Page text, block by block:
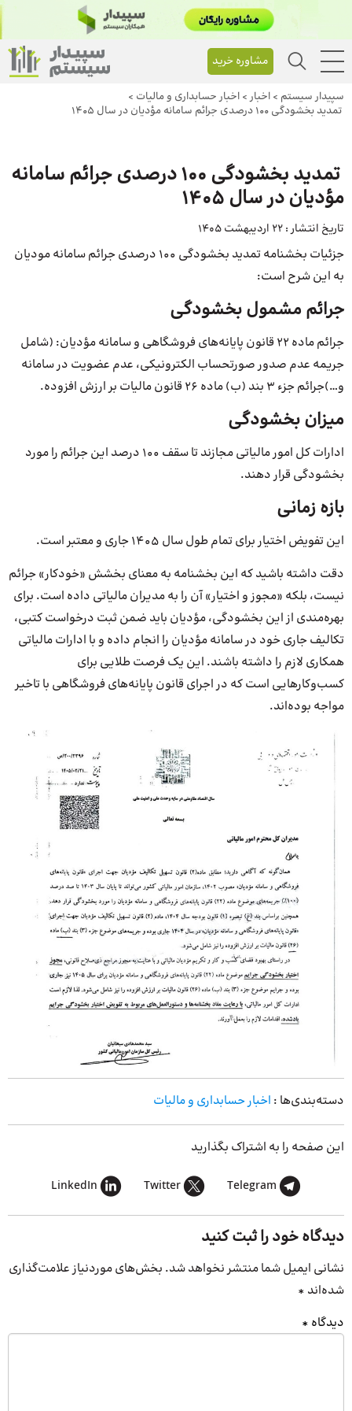
مشاوره خرید
سپیدار سیستم > اخبار> اخبار حسابداری و مالیات >
️ تمدید بخشودگی ۱۰۰ درصدی جرائم سامانه مؤدیان در سال ۱۴۰۵
️ تمدید بخشودگی ۱۰۰ درصدی جرائم سامانه
مؤدیان در سال ۱۴۰۵
تاریخ انتشار : 22 اردیبهشت 1405
جزئیات بخشنامه تمدید بخشودگی 100 درصدی جرائم سامانه مودیان
به این شرح است:
جرائم مشمول بخشودگی
جرائم ماده ۲۲ قانون پایانه‌های فروشگاهی و سامانه مؤدیان: (شامل
جریمه عدم صدور صورتحساب الکترونیکی، عدم عضویت در سامانه
و…)جرائم جزء ۳ بند (ب) ماده ۲۶ قانون مالیات بر ارزش افزوده.
میزان بخشودگی
ادارات کل امور مالیاتی مجازند تا سقف ۱۰۰ درصد این جرائم را مورد
بخشودگی قرار دهند.
بازه زمانی
این تفویض اختیار برای تمام طول سال ۱۴۰۵ جاری و معتبر است.
دقت داشته باشید که این بخشنامه به معنای بخشش «خودکار» جرائم
نیست، بلکه «مجوز و اختیار» آن را به مدیران مالیاتی داده است. برای
بهره‌مندی از این بخشودگی، مؤدیان باید ضمن ثبت درخواست کتبی،
تکالیف جاری خود در سامانه مؤدیان را انجام داده و با ادارات مالیاتی
همکاری لازم را داشته باشند. این یک فرصت طلایی برای
کسب‌وکارهایی است که در اجرای قانون پایانه‌های فروشگاهی با تاخیر
مواجه بوده‌اند.
دسته‌بندی‌ها : اخبار حسابداری و مالیات
این صفحه را به اشتراک بگذارید
Telegram
Twitter
LinkedIn
دیدگاه خود را ثبت کنید
نشانی ایمیل شما منتشر نخواهد شد. بخش‌های موردنیاز علامت‌گذاری
شده‌اند *
دیدگاه *